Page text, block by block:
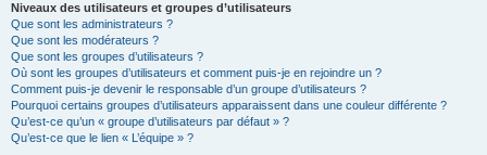
Niveaux des utilisateurs et groupes d’utilisateurs
Que sont les administrateurs ?
Que sont les modérateurs ?
Que sont les groupes d’utilisateurs ?
Où sont les groupes d’utilisateurs et comment puis-je en rejoindre un ?
Comment puis-je devenir le responsable d’un groupe d’utilisateurs ?
Pourquoi certains groupes d’utilisateurs apparaissent dans une couleur différente ?
Qu’est-ce qu’un « groupe d’utilisateurs par défaut » ?
Qu’est-ce que le lien « L’équipe » ?